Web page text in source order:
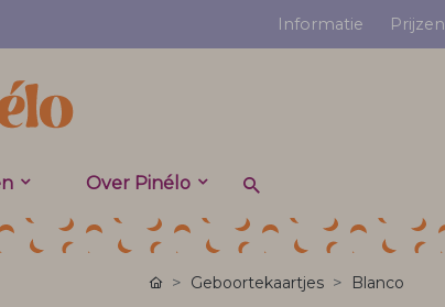
Informatie Prijzen
Over Pinélo
Geboortekaartjes Blanco